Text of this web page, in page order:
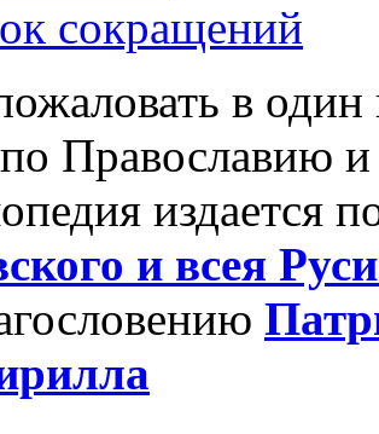
сокращений
в
Православию
издается
и всея